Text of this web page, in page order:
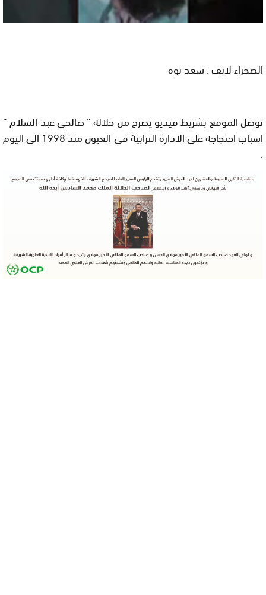
الصحراء لايف : سعد بوه
توصل الموقع بشريط فيديو يصرح من خلاله ” صالحي عبد السلام ”
اسباب احتجاجه على الادارة الترابية في العيون منذ 1998 الى اليوم
.